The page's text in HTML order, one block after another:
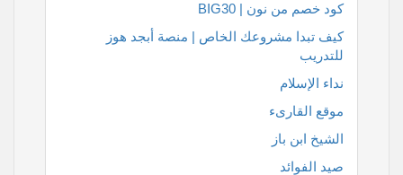
كود خصم من نون | BIG30
كيف تبدا مشروعك الخاص | منصة أبجد هوز
للتدريب
نداء الإسلام
موقع القارىء
الشيخ ابن باز
صيد الفوائد